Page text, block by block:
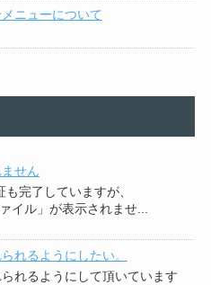
ニューについて
せん
完了していますが、
イル」が表示されませ...
れるようにしたい。
れるようにして頂いています